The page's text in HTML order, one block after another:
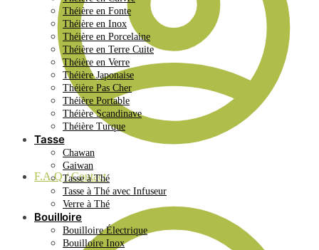
F.A.Q / Contact
Théière en Fonte
Théière en Inox
Théière en Porcelaine
Théière en Terre Cuite
Théière en Verre
Théière Japonaise
Théière Pas Cher
Théière Portable
Théière Scandinave
Théière Turque
Tasse
Chawan
Gaiwan
Tasse à Thé
Tasse à Thé avec Infuseur
Verre à Thé
Bouilloire
Bouilloire Électrique
Bouilloire Inox